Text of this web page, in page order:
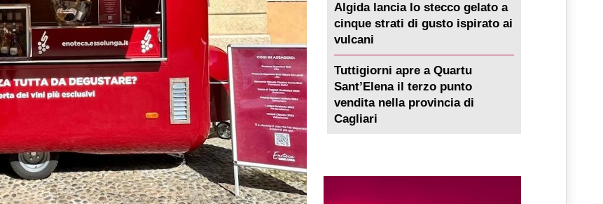
Algida lancia lo stecco gelato a
cinque strati di gusto ispirato ai
vulcani
Tuttigiorni apre a Quartu
Sant’Elena il terzo punto
vendita nella provincia di
Cagliari